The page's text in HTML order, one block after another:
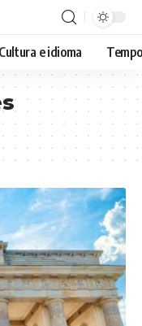
Cultura e idioma